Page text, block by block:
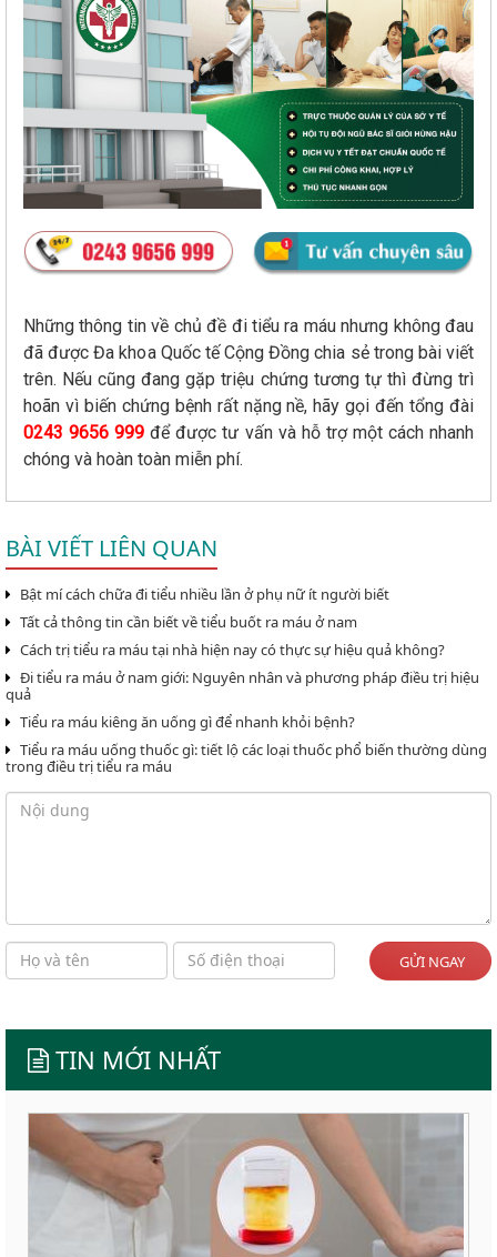
Những thông tin về chủ đề đi tiểu ra máu nhưng không đau
đã được Đa khoa Quốc tế Cộng Đồng chia sẻ trong bài viết
trên. Nếu cũng đang gặp triệu chứng tương tự thì đừng trì
hoãn vì biến chứng bệnh rất nặng nề, hãy gọi đến tổng đài
0243 9656 999 để được tư vấn và hỗ trợ một cách nhanh
chóng và hoàn toàn miễn phí.
BÀI VIẾT LIÊN QUAN
Bật mí cách chữa đi tiểu nhiều lần ở phụ nữ ít người biết
Tất cả thông tin cần biết về tiểu buốt ra máu ở nam
Cách trị tiểu ra máu tại nhà hiện nay có thực sự hiệu quả không?
Đi tiểu ra máu ở nam giới: Nguyên nhân và phương pháp điều trị hiệu
quả
Tiểu ra máu kiêng ăn uống gì để nhanh khỏi bệnh?
Tiểu ra máu uống thuốc gì: tiết lộ các loại thuốc phổ biến thường dùng
trong điều trị tiểu ra máu
GỬI NGAY
TIN MỚI NHẤT